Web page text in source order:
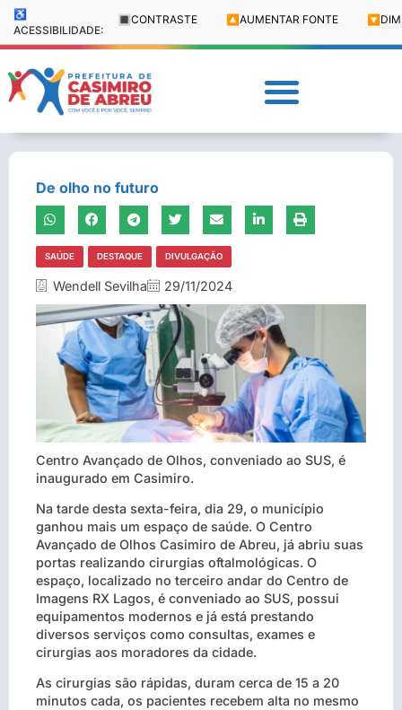
♿
ACESSIBILIDADE:
🔳 CONTRASTE 🔼 AUMENTAR FONTE 🔽
De olho no futuro
SAÚDE DESTAQUE DIVULGAÇÃO
Wendell Sevilha 29/11/2024
Centro Avançado de Olhos, conveniado ao SUS, é
inaugurado em Casimiro.
Na tarde desta sexta-feira, dia 29, o município
ganhou mais um espaço de saúde. O Centro
Avançado de Olhos Casimiro de Abreu, já abriu suas
portas realizando cirurgias oftalmológicas. O
espaço, localizado no terceiro andar do Centro de
Imagens RX Lagos, é conveniado ao SUS, possui
equipamentos modernos e já está prestando
diversos serviços como consultas, exames e
cirurgias aos moradores da cidade.
As cirurgias são rápidas, duram cerca de 15 a 20
minutos cada, os pacientes recebem alta no mesmo